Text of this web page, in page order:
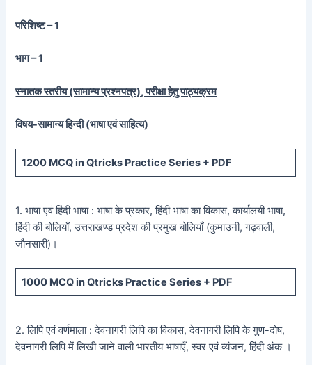
परिशिष्ट – 1
भाग – 1
स्नातक स्तरीय (सामान्य प्रश्नपत्र), परीक्षा हेतु पाठ्यक्रम
विषय-सामान्य हिन्दी (भाषा एवं साहित्य)
1200 MCQ in Qtricks Practice Series + PDF
1. भाषा एवं हिंदी भाषा : भाषा के प्रकार, हिंदी भाषा का विकास, कार्यालयी भाषा,
हिंदी की बोलियाँ, उत्तराखण्ड प्रदेश की प्रमुख बोलियाँ (कुमाउनी, गढ़वाली,
जौनसारी)।
1000 MCQ in Qtricks Practice Series + PDF
2. लिपि एवं वर्णमाला : देवनागरी लिपि का विकास, देवनागरी लिपि के गुण-दोष,
देवनागरी लिपि में लिखी जाने वाली भारतीय भाषाएँ, स्वर एवं व्यंजन, हिंदी अंक ।